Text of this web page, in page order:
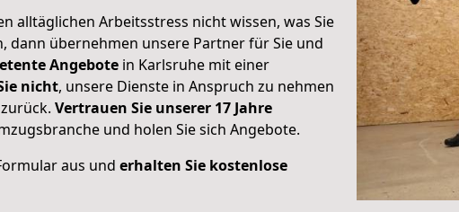
alltäglichen Arbeitsstress nicht wissen, was Sie
dann übernehmen unsere Partner für Sie und
Angebote in Karlsruhe mit einer
nicht, unsere Dienste in Anspruch zu nehmen
Vertrauen Sie unserer 17 Jahre
und holen Sie sich Angebote.
aus und erhalten Sie kostenlose